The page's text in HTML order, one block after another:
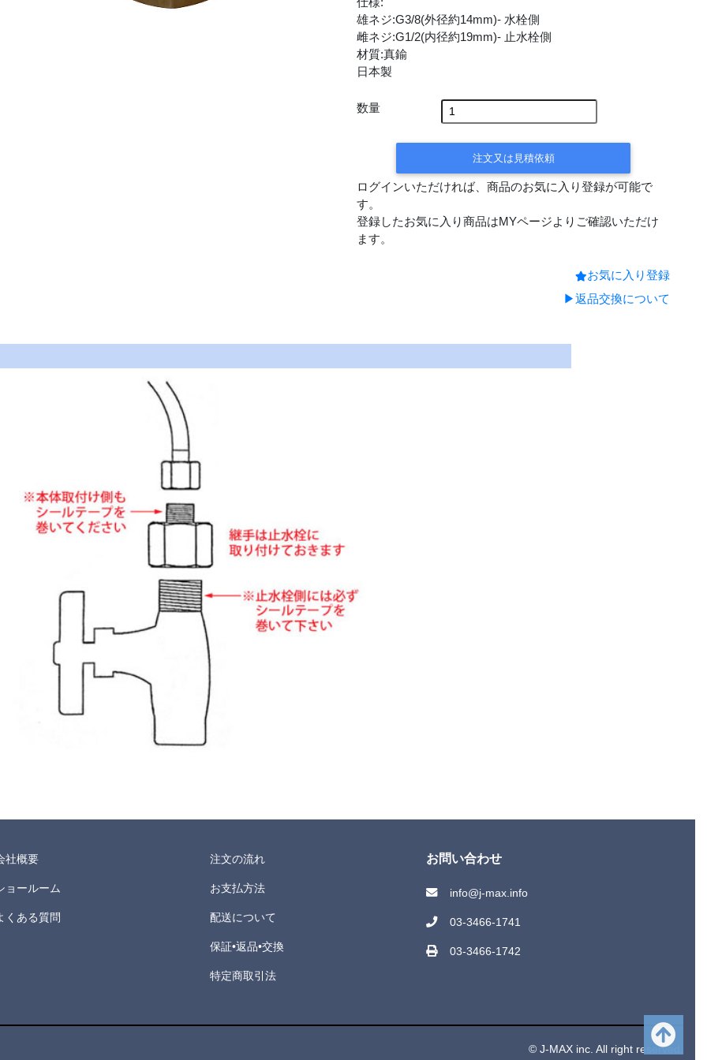
雄ネジ:G3/8(外径約14mm)- 水栓側
雌ネジ:G1/2(内径約19mm)- 止水栓側
材質:真鍮
日本製
数量
注文又は見積依頼
ログインいただければ、商品のお気に入り登録が可能で
す。
登録したお気に入り商品はMYページよりご確認いただけ
ます。
お気に入り登録
▶返品交換について
社概要
ョールーム
くある質問
注文の流れ
お支払方法
配送について
保証•返品•交換
特定商取引法
お問い合わせ
info@j-max.info
03-3466-1741
03-3466-1742
© J-MAX inc. All right reserved.